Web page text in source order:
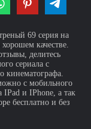
69 серия на
качестве.
делитесь
сериала с
кинематографа.
с мобильного
и IPhone, а так
бесплатно и без